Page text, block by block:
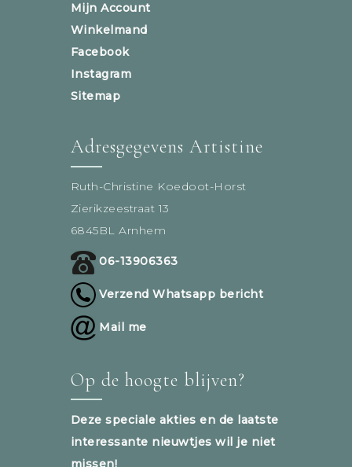
Mijn Account
Winkelmand
Facebook
Instagram
Sitemap
Adresgegevens Artistine
Ruth-Christine Koedoot-Horst
Zierikzeestraat 13
6845BL Arnhem
06-13906363
Verzend Whatsapp bericht
Mail me
Op de hoogte blijven?
Deze speciale akties en de laatste
interessante nieuwtjes wil je niet
missen!